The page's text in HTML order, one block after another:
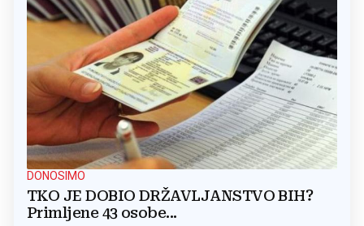
DONOSIMO
TKO JE DOBIO DRŽAVLJANSTVO BIH?
Primljene 43 osobe...